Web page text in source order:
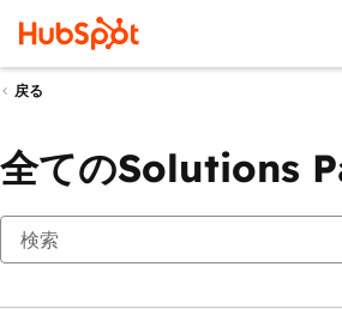
戻る
全てのSolutions